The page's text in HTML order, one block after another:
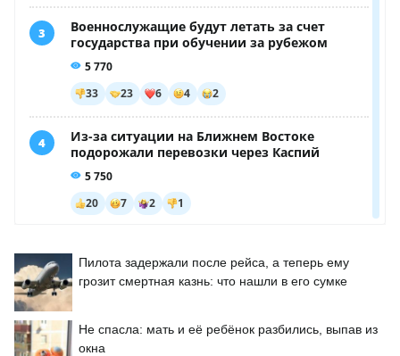
Пилота задержали после рейса, а теперь ему
грозит смертная казнь: что нашли в его сумке
Не спасла: мать и её ребёнок разбились, выпав из
окна